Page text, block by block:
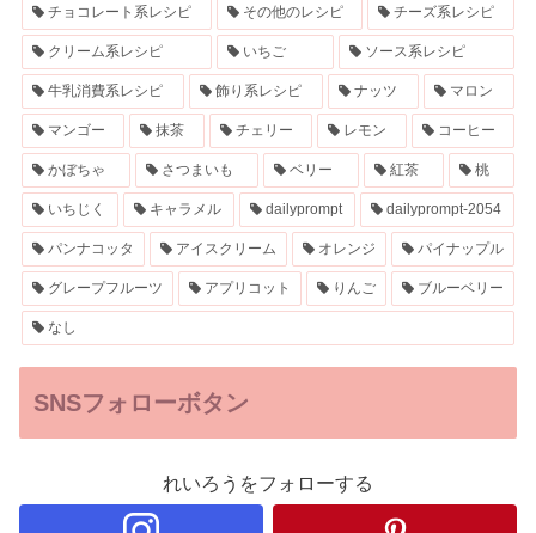
チョコレート系レシピ その他のレシピ チーズ系レシピ
クリーム系レシピ いちご ソース系レシピ
牛乳消費系レシピ 飾り系レシピ ナッツ マロン
マンゴー 抹茶 チェリー レモン コーヒー
かぼちゃ さつまいも ベリー 紅茶 桃
いちじく キャラメル dailyprompt dailyprompt-2054
パンナコッタ アイスクリーム オレンジ パイナップル
グレープフルーツ アプリコット りんご ブルーベリー
なし
SNSフォローボタン
れいろうをフォローする